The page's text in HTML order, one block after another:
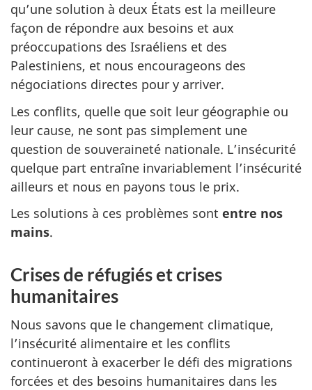
qu’une solution à deux États est la meilleure
façon de répondre aux besoins et aux
préoccupations des Israéliens et des
Palestiniens, et nous encourageons des
négociations directes pour y arriver.
Les conflits, quelle que soit leur géographie ou
leur cause, ne sont pas simplement une
question de souveraineté nationale. L’insécurité
quelque part entraîne invariablement l’insécurité
ailleurs et nous en payons tous le prix.
Les solutions à ces problèmes sont entre nos
mains.
Crises de réfugiés et crises
humanitaires
Nous savons que le changement climatique,
l’insécurité alimentaire et les conflits
continueront à exacerber le défi des migrations
forcées et des besoins humanitaires dans les